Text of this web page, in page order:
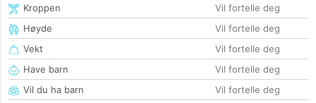
Kroppen
Vil fortelle deg
Høyde
Vil fortelle deg
Vekt
Vil fortelle deg
Have barn
Vil fortelle deg
Vil du ha barn
Vil fortelle deg